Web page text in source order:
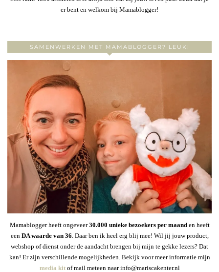
er bent en welkom bij Mamablogger!
SAMENWERKEN MET MAMABLOGGER? LEUK!
Mamablogger heeft ongeveer30.000 unieke bezoekers per maanden heeft
een DA waarde van 36 . Daar ben ik heel erg blij mee! Wil jij jouw product,
webshop of dienst onder de aandacht brengen bij mijn te gekke lezers? Dat
kan! Er zijn verschillende mogelijkheden. Bekijk voor meer informatie mijn
media kitof mail meteen naar info@mariscakenter.nl